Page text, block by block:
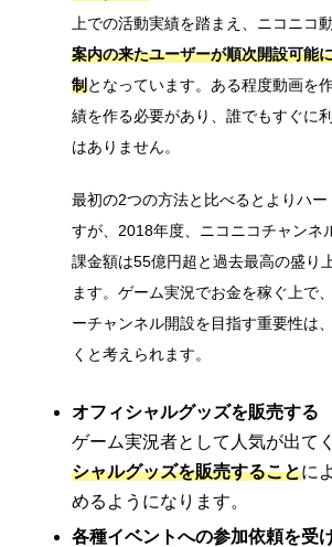
上での活動実績を踏まえ、ニコニコ
案内の来たユーザーが順次開設可能
制となっています。ある程度動画を
績を作る必要があり、誰でもすぐに
はありません。
最初の2つの方法と比べるとよりハー
すが、2018年度、ニコニコチャンネ
課金額は55億円超と過去最高の盛り
ます。ゲーム実況でお金を稼ぐ上で
ーチャンネル開設を目指す重要性は
くと考えられます。
オフィシャルグッズを販売する
ゲーム実況者として人気が出て
シャルグッズを販売することに
めるようになります。
各種イベントへの参加依頼を受